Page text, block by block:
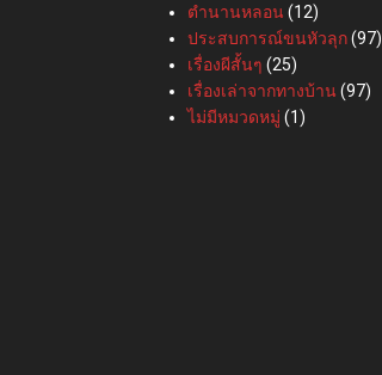
ตำนานหลอน(12)
ประสบการณ์ขนหัวลุก(97)
เรื่องผีสั้นๆ (25)
เรื่องเล่าจากทางบ้าน(97)
ไม่มีหมวดหมู่ (1)